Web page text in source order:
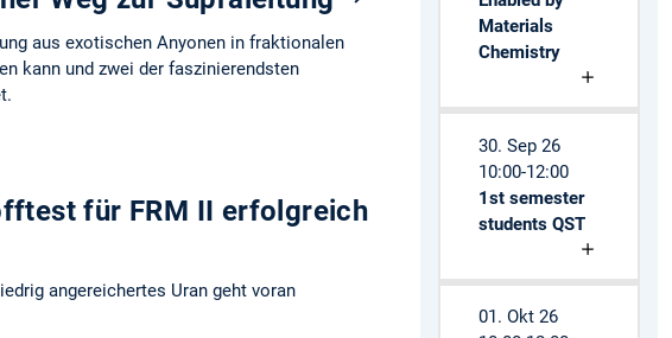
aus exotischen Anyonen in fraktionalen
kann und zwei der faszinierendsten
für FRM II erfolgreich
angereichertes Uran geht voran
Materials
Chemistry
30. Sep 26
10:00-12:00
1st semester
students QST
01. Okt 26